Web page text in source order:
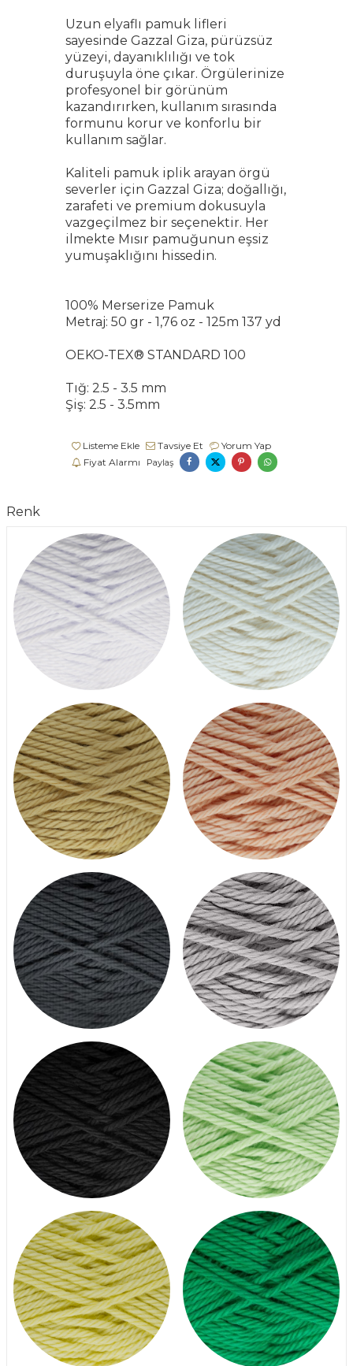
Uzun elyaflı pamuk lifleri
sayesinde Gazzal Giza, pürüzsüz
yüzeyi, dayanıklılığı ve tok
duruşuyla öne çıkar. Örgülerinize
profesyonel bir görünüm
kazandırırken, kullanım sırasında
formunu korur ve konforlu bir
kullanım sağlar.
Kaliteli pamuk iplik arayan örgü
severler için Gazzal Giza; doğallığı,
zarafeti ve premium dokusuyla
vazgeçilmez bir seçenektir. Her
ilmekte Mısır pamuğunun eşsiz
yumuşaklığını hissedin.
100% Merserize Pamuk
Metraj: 50 gr - 1,76 oz - 125m 137 yd
OEKO-TEX® STANDARD 100
Tığ: 2.5 - 3.5 mm
Şiş: 2.5 - 3.5mm
Listeme Ekle Tavsiye Et
Yorum Yap
Fiyat Alarmı
Paylaş
Renk